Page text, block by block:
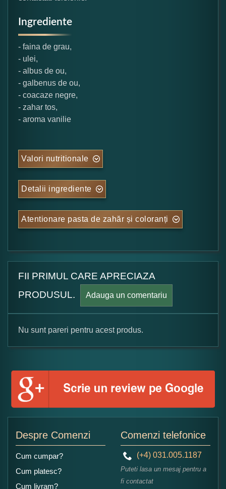
Ingrediente
- faina de grau,
- ulei,
- albus de ou,
- galbenus de ou,
- coacaze negre,
- zahar tos,
- aroma vanilie
Valori nutritionale
Detalii ingrediente
Atentionare pasta de zahăr și coloranți
FII PRIMUL CARE APRECIAZA
PRODUSUL.
Adauga un comentariu
Formular pareri client
Numele dumneavoastra:
Nu sunt pareri pentru acest produs.
Despre Comenzi
Cum cumpar?
Cum platesc?
Cum livram?
Comenzi telefonice
(+4) 031.005.1187
Puteti lasa un mesaj pentru a
fi contactat